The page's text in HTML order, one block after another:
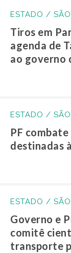
ESTADO /
Tiros em
agenda de
ao governo
ESTADO /
PF
destinadas
ESTADO /
Governo e
comitê
transporte